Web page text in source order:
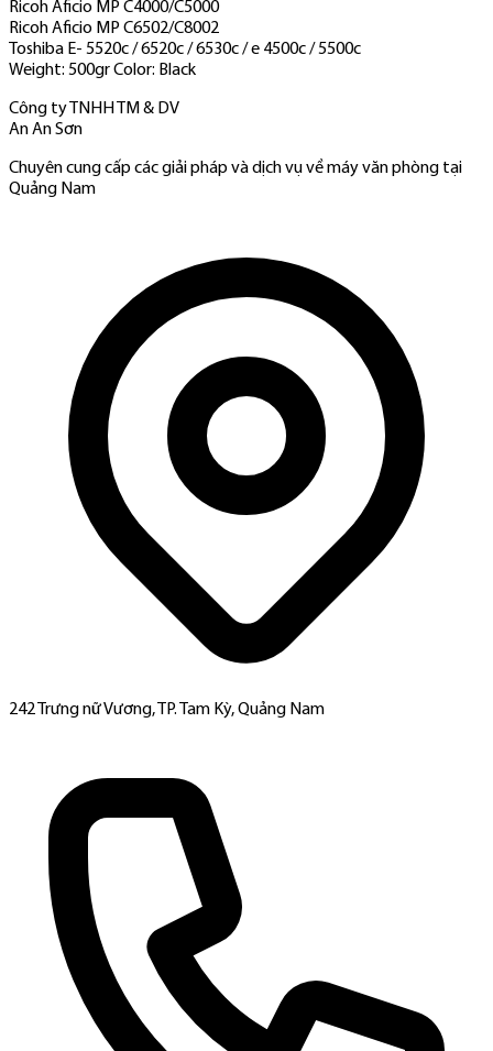
Ricoh Aficio MP C4000/C5000
Ricoh Aficio MP C6502/C8002
Toshiba E- 5520c / 6520c / 6530c / e 4500c / 5500c
Weight: 500gr Color: Black
Công ty TNHH TM & DV
An An Sơn
Chuyên cung cấp các giải pháp và dịch vụ về máy văn phòng tại
Quảng Nam
242 Trưng nữ Vương, TP. Tam Kỳ, Quảng Nam